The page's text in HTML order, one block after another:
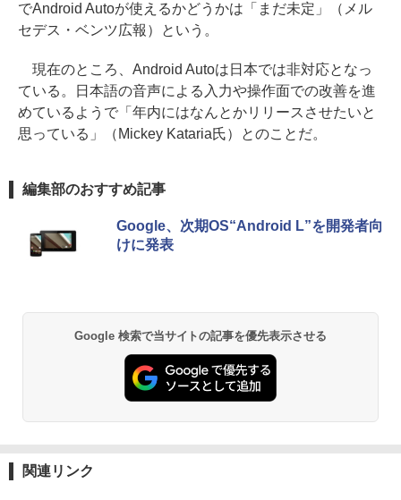
でAndroid Autoが使えるかどうかは「まだ未定」（メル
セデス・ベンツ広報）という。
現在のところ、Android Autoは日本では非対応となっ
ている。日本語の音声による入力や操作面での改善を進
めているようで「年内にはなんとかリリースさせたいと
思っている」（Mickey Kataria氏）とのことだ。
編集部のおすすめ記事
Google、次期OS“Android L”を開発者向
けに発表
Google 検索で当サイトの記事を優先表示させる
関連リンク